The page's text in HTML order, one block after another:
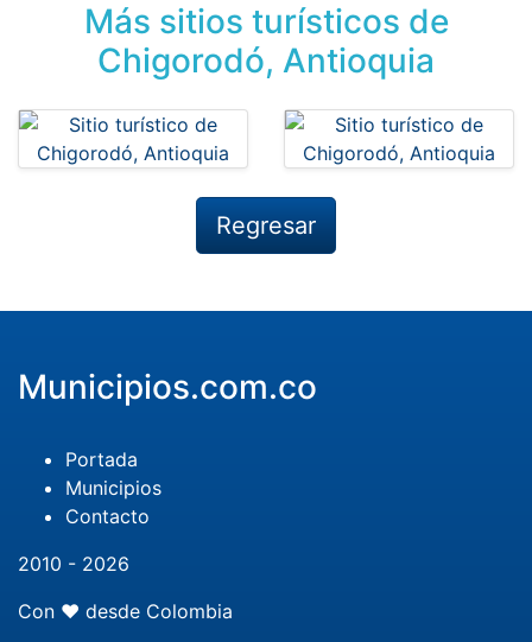
Más sitios turísticos de
Chigorodó, Antioquia
Regresar
Municipios.com.co
Portada
Municipios
Contacto
2010 - 2026
Con ❤️ desde Colombia